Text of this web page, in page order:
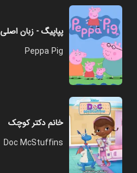
پپاپیگ - زبان اصلی
Peppa Pig
خانم دکتر کوچک
Doc McStuffins